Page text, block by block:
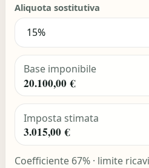
Aliquota sostitutiva
Base imponibile
20.100,00 €
Imposta stimata
3.015,00 €
Coefficiente 67% · limite